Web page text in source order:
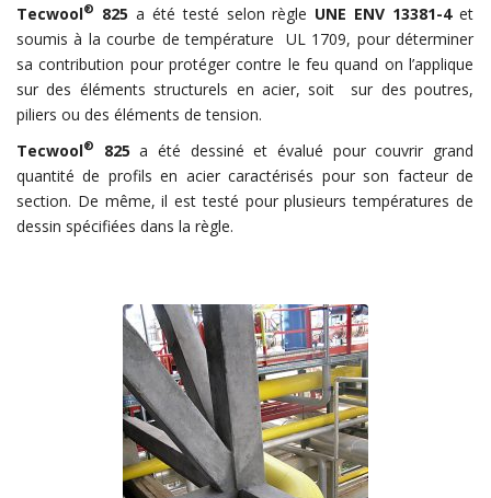
Tecwool® 825 a été testé selon règle UNE ENV 13381-4et
soumis à la courbe de température UL 1709, pour déterminer
sa contribution pour protéger contre le feu quand on l’applique
sur des éléments structurels en acier, soit sur des poutres,
piliers ou des éléments de tension.
Tecwool® 825 a été dessiné et évalué pour couvrir grand
quantité de profils en acier caractérisés pour son facteur de
section. De même, il est testé pour plusieurs températures de
dessin spécifiées dans la règle.